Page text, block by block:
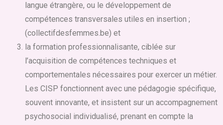
langue étrangère, ou le développement de
compétences transversales utiles en insertion ;
(collectifdesfemmes.be) et
la formation professionnalisante, ciblée sur
l’acquisition de compétences techniques et
comportementales nécessaires pour exercer un métier.
Les CISP fonctionnent avec une pédagogie spécifique,
souvent innovante, et insistent sur un accompagnement
psychosocial individualisé, prenant en compte la